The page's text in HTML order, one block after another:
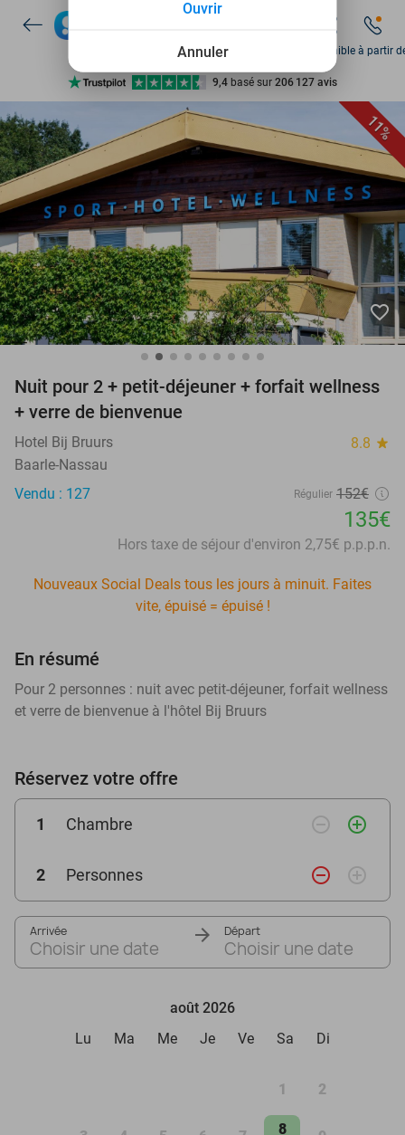
+ de 10 millions de membres
9,4 206 127 avis
Découvrez + de 15.000 deals
Disponible 7 jours par semaine
+ de 10 millions de membres
Disponible à partir
11%
favorite_border
Nuit pour 2 + petit-déjeuner + forfait wellness
+ verre de bienvenue
Hotel Bij Bruurs 8.8 star
Baarle-Nassau
Vendu : 127
Régulier 152€
135€
Hors taxe de séjour d'environ 2,75€ p.p.p.n.
Nouveaux Social Deals tous les jours à minuit. Faites
vite, épuisé = épuisé !
En résumé
Pour 2 personnes : nuit avec petit-déjeuner, forfait wellness
et verre de bienvenue à l'hôtel Bij Bruurs
Réservez votre offre
1 Chambre remove_circle_outline add_circle_outline
2 Personnes remove_circle_outline add_circle_outline
Arrivée
Choisir une date
Départ
Choisir une date
août 2026
Lu
Ma Me Je Ve Sa Di
1 2
8
Annuler
Ouvrir